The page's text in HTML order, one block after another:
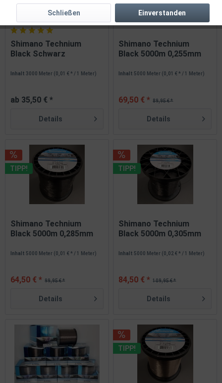
Shimano Technium
Black Schwarz
Inhalt3000 Meter (0,01 € * / 1 Meter)
ab 35,50 € *
Details
Shimano Technium
Black 5000m 0,255mm
Inhalt 5000 Meter (0,01 € * / 1 Meter)
89,95 € *
69,50 € *
Details
TIPP!
Shimano Technium
Black 5000m 0,285mm
Inhalt 5000 Meter (0,01 € * / 1 Meter)
99,95 € *
64,50 € *
Details
TIPP!
Shimano Technium
Black 5000m 0,305mm
Inhalt 5000 Meter (0,02 € * / 1 Meter)
109,95 € *
84,50 € *
Details
TIPP!
Einverstanden
Schließen